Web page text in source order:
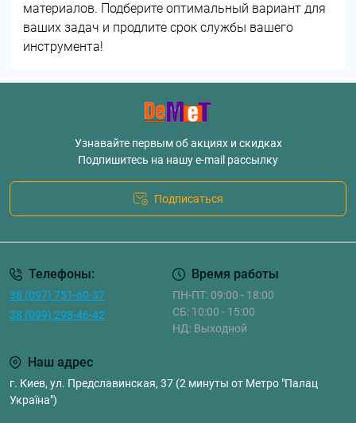
материалов. Подберите оптимальный вариант для
ваших задач и продлите срок службы вашего
инструмента!
Узнавайте первым об акциях и скидках
Подпишитесь на нашу e-mail рассылку
Подписаться
Телефоны:
38 (097) 751-60-37
38 (099) 298-46-42
Время работы
ПН-ПТ: 09:00 - 18:00
СБ: 10:00 - 15:00
НД: Выходной
Наш адрес
г. Киев, ул. Предславинская, 37 (2 минуты от Метро "Палац
Україна")